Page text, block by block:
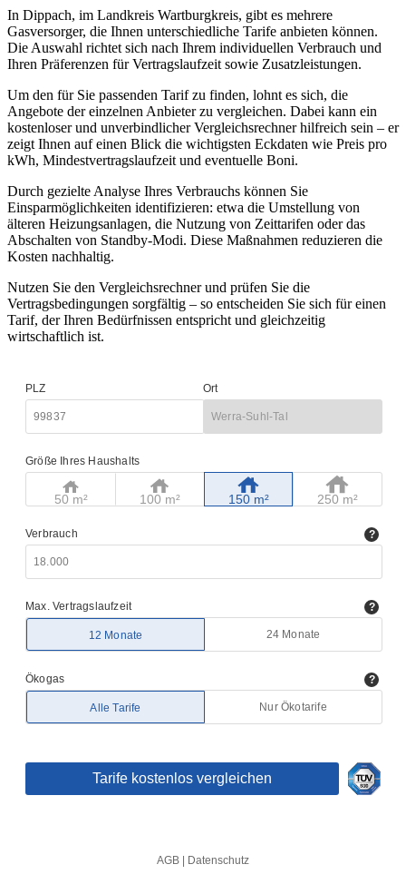
In Dippach, im Landkreis Wartburgkreis, gibt es mehrere
Gasversorger, die Ihnen unterschiedliche Tarife anbieten können.
Die Auswahl richtet sich nach Ihrem individuellen Verbrauch und
Ihren Präferenzen für Vertragslaufzeit sowie Zusatzleistungen.
Um den für Sie passenden Tarif zu finden, lohnt es sich, die
Angebote der einzelnen Anbieter zu vergleichen. Dabei kann ein
kostenloser und unverbindlicher Vergleichsrechner hilfreich sein – er
zeigt Ihnen auf einen Blick die wichtigsten Eckdaten wie Preis pro
kWh, Mindestvertragslaufzeit und eventuelle Boni.
Durch gezielte Analyse Ihres Verbrauchs können Sie
Einsparmöglichkeiten identifizieren: etwa die Umstellung von
älteren Heizungsanlagen, die Nutzung von Zeittarifen oder das
Abschalten von Standby-Modi. Diese Maßnahmen reduzieren die
Kosten nachhaltig.
Nutzen Sie den Vergleichsrechner und prüfen Sie die
Vertragsbedingungen sorgfältig – so entscheiden Sie sich für einen
Tarif, der Ihren Bedürfnissen entspricht und gleichzeitig
wirtschaftlich ist.